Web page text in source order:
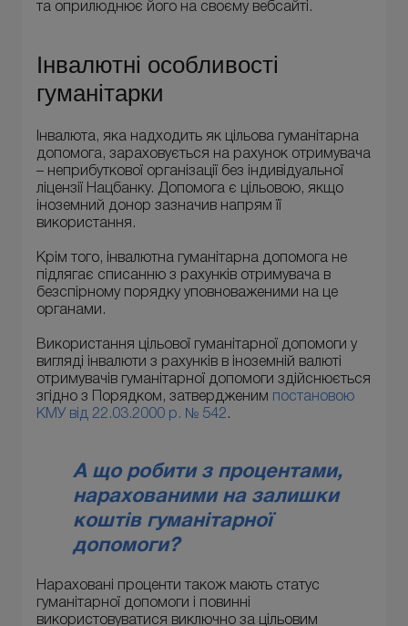
та оприлюднює його на своєму вебсайті.
Інвалютні особливості
гуманітарки
Інвалюта, яка надходить як цільова гуманітарна
допомога, зараховується на рахунок отримувача
– неприбуткової організації без індивідуальної
ліцензії Нацбанку. Допомога є цільовою, якщо
іноземний донор зазначив напрям її
використання.
Крім того, інвалютна гуманітарна допомога не
підлягає списанню з рахунків отримувача в
безспірному порядку уповноваженими на це
органами.
Використання цільової гуманітарної допомоги у
вигляді інвалюти з рахунків в іноземній валюті
отримувачів гуманітарної допомоги здійснюється
згідно з Порядком, затвердженим постановою
КМУ від 22.03.2000 р. № 542 .
А що робити з процентами,
нарахованими на залишки
коштів гуманітарної
допомоги?
Нараховані проценти також мають статус
гуманітарної допомоги і повинні
використовуватися виключно за цільовим